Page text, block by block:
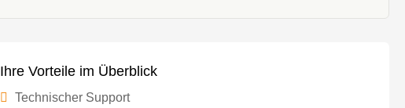
Ihre Vorteile im Überblick
Technischer Support